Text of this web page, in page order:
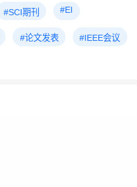
#SCI期刊 #EI
#论文发表 #IEEE会议